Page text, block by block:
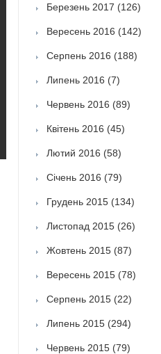
Березень 2017 (126)
Вересень 2016 (142)
Серпень 2016 (188)
Липень 2016 (7)
Червень 2016 (89)
Квітень 2016 (45)
Лютий 2016 (58)
Січень 2016 (79)
Грудень 2015(134)
Листопад 2015(26)
Жовтень 2015(87)
Вересень 2015(78)
Серпень 2015(22)
Липень 2015(294)
Червень 2015(79)